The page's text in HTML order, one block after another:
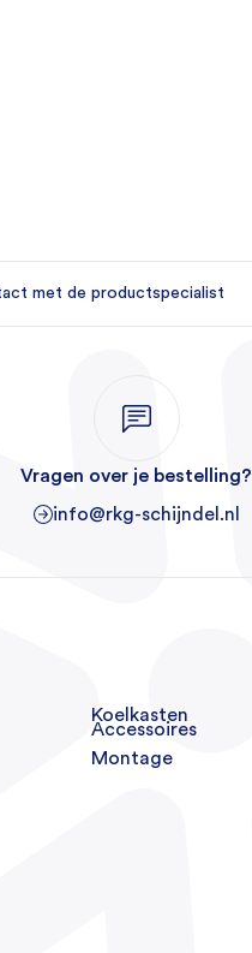
met de productspecialist
Vragen over je bestelling?
info@rkg-schijndel.nl
Koelkasten
Accessoires
Montage